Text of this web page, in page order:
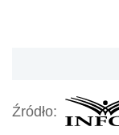
Źródło: